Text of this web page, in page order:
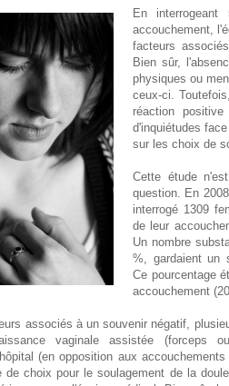
En
accouchement,
facteurs
Bien sûr,
physiques ou
ceux-ci.
réaction
d'inquiétudes
sur les choix de
Cette étude
question. En
interrogé 1309
de leur
Un nombre
%, gardaient un
Ce pourcentage
accouchement
associés à un souvenir négatif,
vaginale assistée (forceps
(en opposition aux
de choix pour le soulagement de la